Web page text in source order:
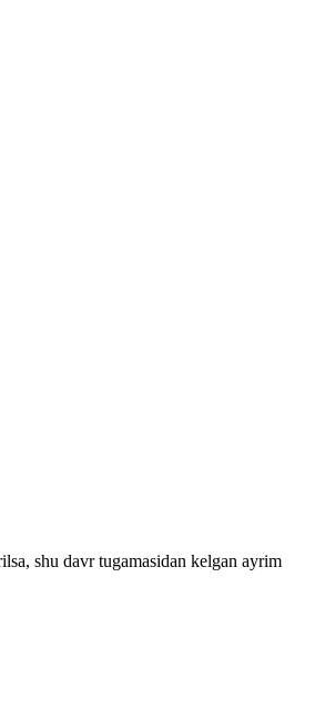
shu davr tugamasidan kelgan ayrim